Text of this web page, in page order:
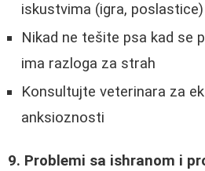
iskustvima (igra, poslastice)
Nikad ne tešite psa kad se
ima razloga za strah
Konsultujte veterinara za
anksioznosti
9. Problemi sa ishranom i